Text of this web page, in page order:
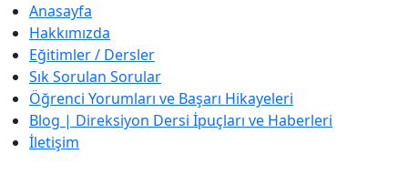
Anasayfa
Hakkımızda
Eğitimler / Dersler
Sık Sorulan Sorular
Öğrenci Yorumları ve Başarı Hikayeleri
Blog | Direksiyon Dersi İpuçları ve Haberleri
İletişim